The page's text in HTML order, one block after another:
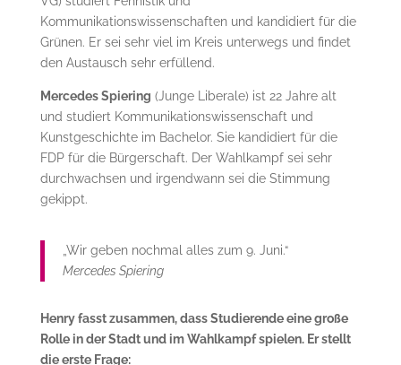
Kommunikationswissenschaften und kandidiert für die
Grünen. Er sei sehr viel im Kreis unterwegs und findet
den Austausch sehr erfüllend.
Mercedes Spiering (Junge Liberale) ist 22 Jahre alt
und studiert Kommunikationswissenschaft und
Kunstgeschichte im Bachelor. Sie kandidiert für die
FDP für die Bürgerschaft. Der Wahlkampf sei sehr
durchwachsen und irgendwann sei die Stimmung
gekippt.
„Wir geben nochmal alles zum 9. Juni.“
Mercedes Spiering
Henry fasst zusammen, dass Studierende eine große
Rolle in der Stadt und im Wahlkampf spielen. Er stellt
die erste Frage: